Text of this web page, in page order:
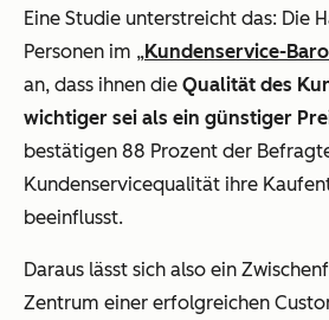
Eine Studie unterstreicht das: Die
Personen im „Kundenservice-
an, dass ihnen die Qualität des
wichtiger sei als ein günstiger
bestätigen 88 Prozent der
Kundenservicequalität ihre
beeinflusst.
Daraus lässt sich also ein
Zentrum einer erfolgreichen